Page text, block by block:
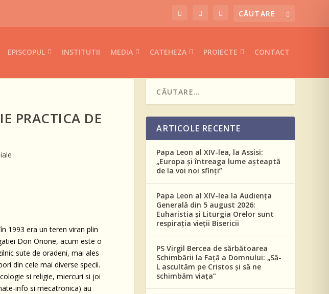
EPISCOPUL INSTITUTII MEDIA CATEHEZA PROIECTE CONTACT
PRACTICA DE
1993 era un teren viran plin
Don Orione, acum este o
sute de oradeni, mai ales
din cele mai diverse specii.
si religie, miercuri si joi
info si mecatronica) au
ARTICOLE RECENTE
Papa Leon al XIV-lea, la Assisi:
„Europa și întreaga lume așteaptă
de la voi noi sfinți”
Papa Leon al XIV-lea la Audiența
Generală din 5 august 2026:
Euharistia și Liturgia Orelor sunt
respirația vieții Bisericii
PS Virgil Bercea de sărbătoarea
Schimbării la Față a Domnului: „Să-
L ascultăm pe Cristos și să ne
schimbăm viața”